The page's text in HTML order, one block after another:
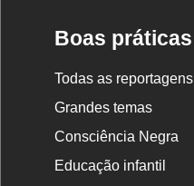
Boas práticas
Todas as reportagens
Grandes temas
Consciência Negra
Educação infantil